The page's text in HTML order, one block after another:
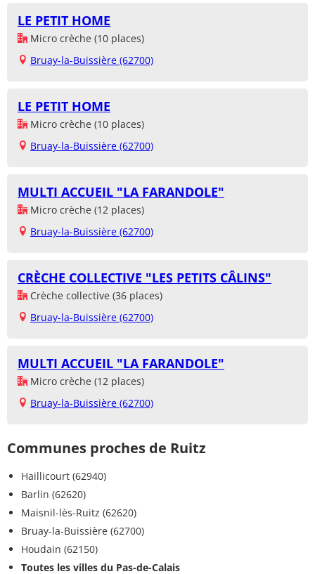
LE PETIT HOME
Micro crèche (10 places)
Bruay-la-Buissière (62700)
LE PETIT HOME
Micro crèche (10 places)
Bruay-la-Buissière (62700)
MULTI ACCUEIL "LA FARANDOLE"
Micro crèche (12 places)
Bruay-la-Buissière (62700)
CRÈCHE COLLECTIVE "LES PETITS CÂLINS"
Crèche collective (36 places)
Bruay-la-Buissière (62700)
MULTI ACCUEIL "LA FARANDOLE"
Micro crèche (12 places)
Bruay-la-Buissière (62700)
Communes proches de Ruitz
Haillicourt (62940)
Barlin (62620)
Maisnil-lès-Ruitz (62620)
Bruay-la-Buissière (62700)
Houdain (62150)
Toutes les villes du Pas-de-Calais